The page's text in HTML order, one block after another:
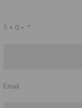
5 + 0 = *
Email